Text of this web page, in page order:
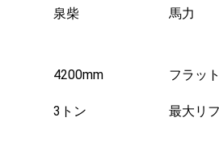
泉柴 馬力
4200mm フラッ
3トン 最大リ